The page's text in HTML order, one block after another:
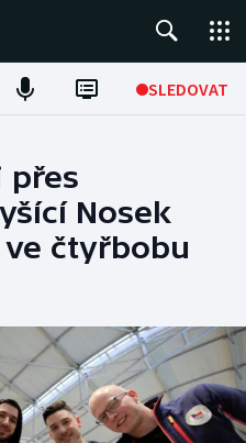
SLEDOVAT
přes
Nosek
čtyřbobu